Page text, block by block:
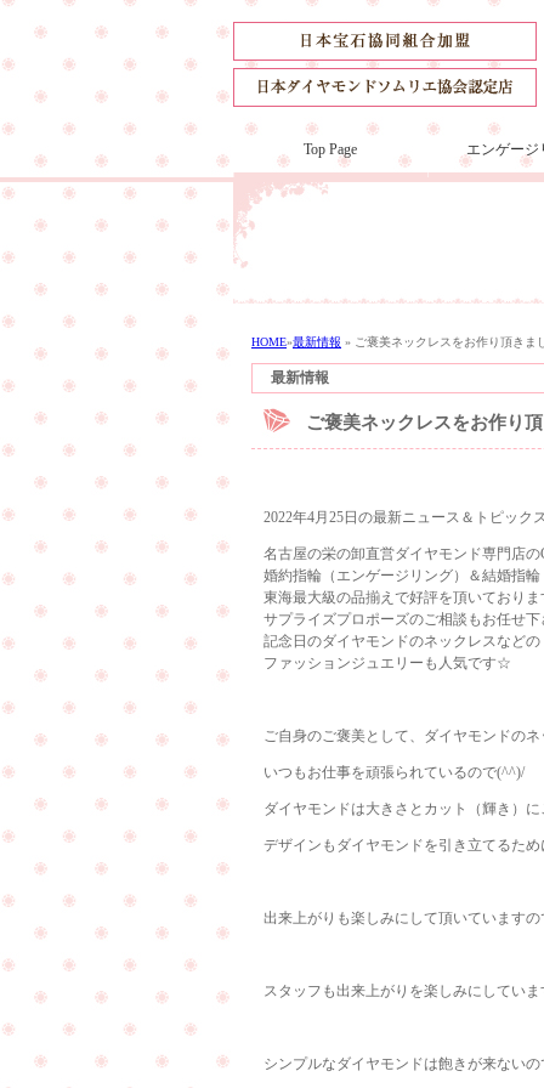
Top Page エンゲージ
HOME»最新情報 » ご褒美ネックレスをお作り頂きま
最新情報
ご褒美ネックレスをお作り
2022年4月25日の最新ニュース＆トピック
名古屋の栄の卸直営ダイヤモンド専門店の
婚約指輪（エンゲージリング）＆結婚指
東海最大級の品揃えで好評を頂いておりま
サプライズプロポーズのご相談もお任せ
記念日のダイヤモンドのネックレスなどの
ファッションジュエリーも人気です☆
ご自身のご褒美として、ダイヤモンドの
いつもお仕事を頑張られているので(^^)/
ダイヤモンドは大きさとカット（輝き）
デザインもダイヤモンドを引き立てるた
出来上がりも楽しみにして頂いています
スタッフも出来上がりを楽しみにしてい
シンプルなダイヤモンドは飽きが来ない